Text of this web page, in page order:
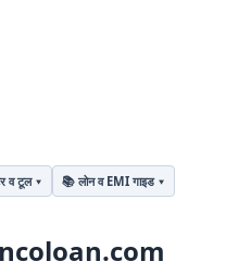
व टूल 📚 लोन व EMI गाइड